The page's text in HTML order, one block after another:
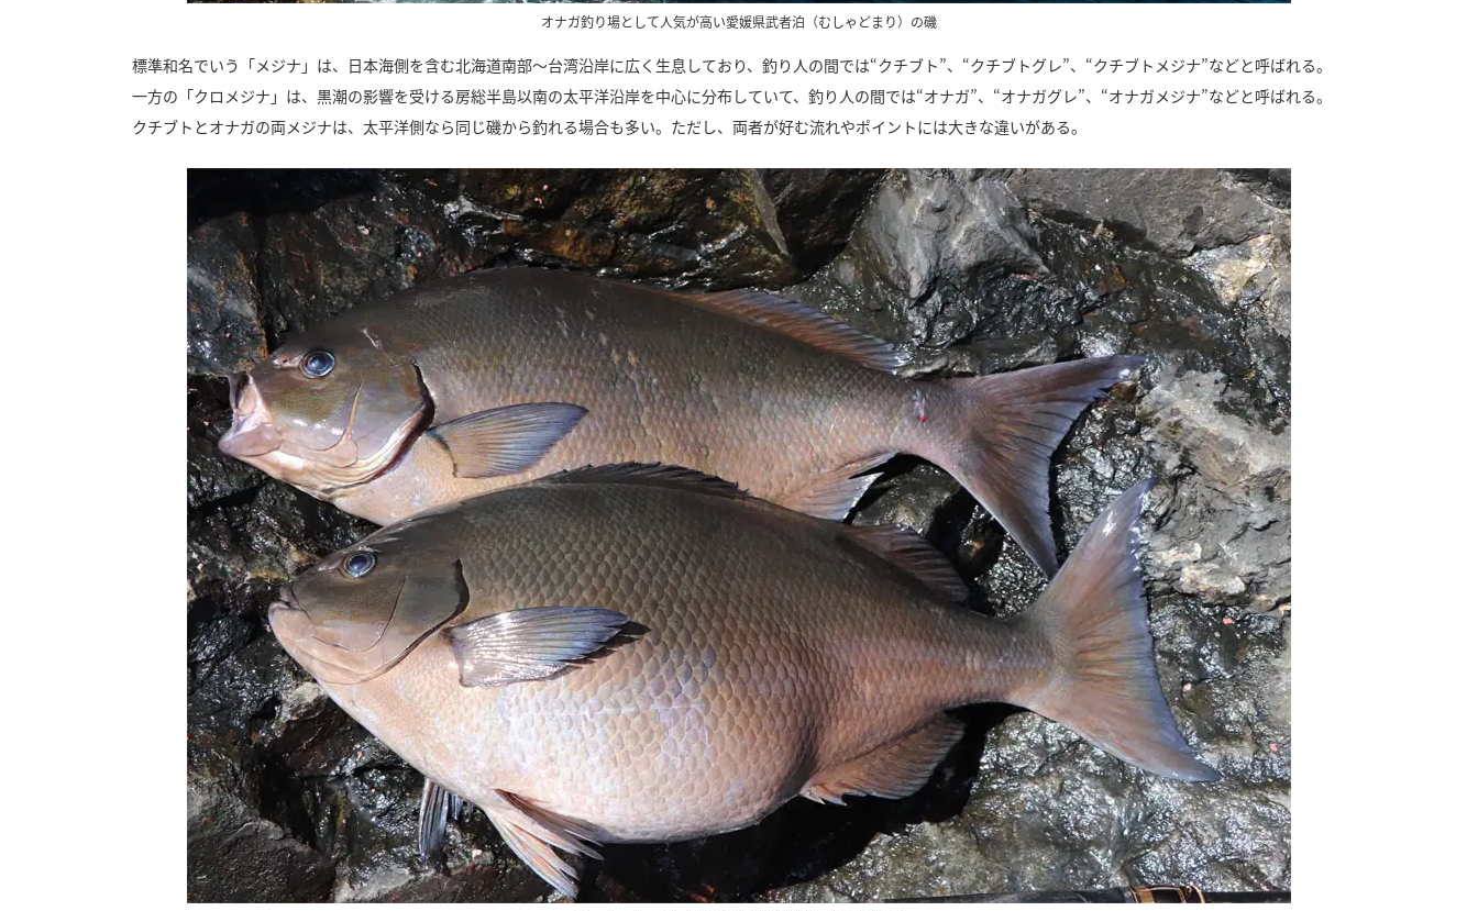
オナガ釣り場として人気が高い愛媛県武者泊（むしゃどまり）の磯
標準和名でいう「メジナ」は、日本海側を含む北海道南部～台湾沿岸に広く生息しており、釣り人の間では“クチブト”、“クチブトグレ”、“クチブトメジナ”などと呼ばれる。
一方の「クロメジナ」は、黒潮の影響を受ける房総半島以南の太平洋沿岸を中心に分布していて、釣り人の間では“オナガ”、“オナガグレ”、“オナガメジナ”などと呼ばれる。
クチブトとオナガの両メジナは、太平洋側なら同じ磯から釣れる場合も多い。ただし、両者が好む流れやポイントには大きな違いがある。